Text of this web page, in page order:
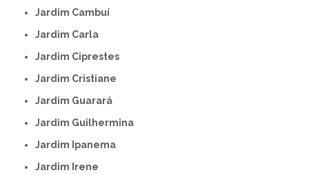
Jardim Cambuí
Jardim Carla
Jardim Ciprestes
Jardim Cristiane
Jardim Guarará
Jardim Guilhermina
Jardim Ipanema
Jardim Irene